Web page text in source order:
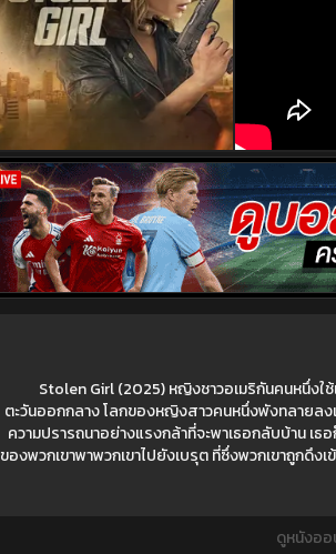
Stolen Girl (2025) หญิงชาวอเมริกันคนหนึ่งใ
ตะวันออกกลาง โลกของหญิงสาวคนหนึ่งพังทลายล
ความปรารถนาอย่างแรงกล้าที่จะพาเธอกลับบ้าน เ
ของพวกเขาพาพวกเขาไปยังเบรุต ที่ซึ่งพวกเขาถูกดึ
ดูหนังออ